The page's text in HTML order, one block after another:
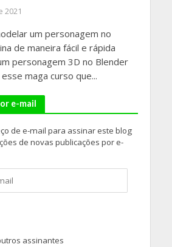
2021
um personagem no
de maneira fácil e rápida
personagem 3D no Blender
maga curso que...
e-mail
de e-mail para assinar este blog
de novas publicações por e-
assinantes